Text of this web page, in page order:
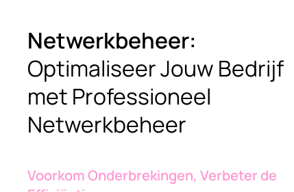
Netwerkbeheer:
Optimaliseer Jouw Bedrijf
met Professioneel
Netwerkbeheer
Voorkom Onderbrekingen, Verbeter de